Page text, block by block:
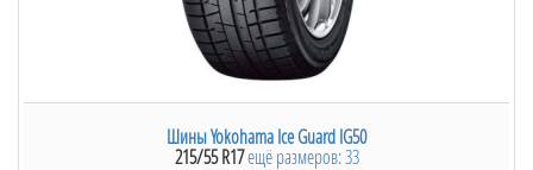
Шины Yokohama Ice Guard IG50
215/55 R17ещё размеров: 33